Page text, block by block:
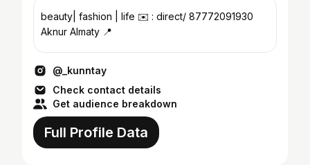
beauty| fashion | life ✉️ : direct/ 87772091930
Aknur Almaty 📍
@_kunntay
Check contact details
Get audience breakdown
Full Profile Data